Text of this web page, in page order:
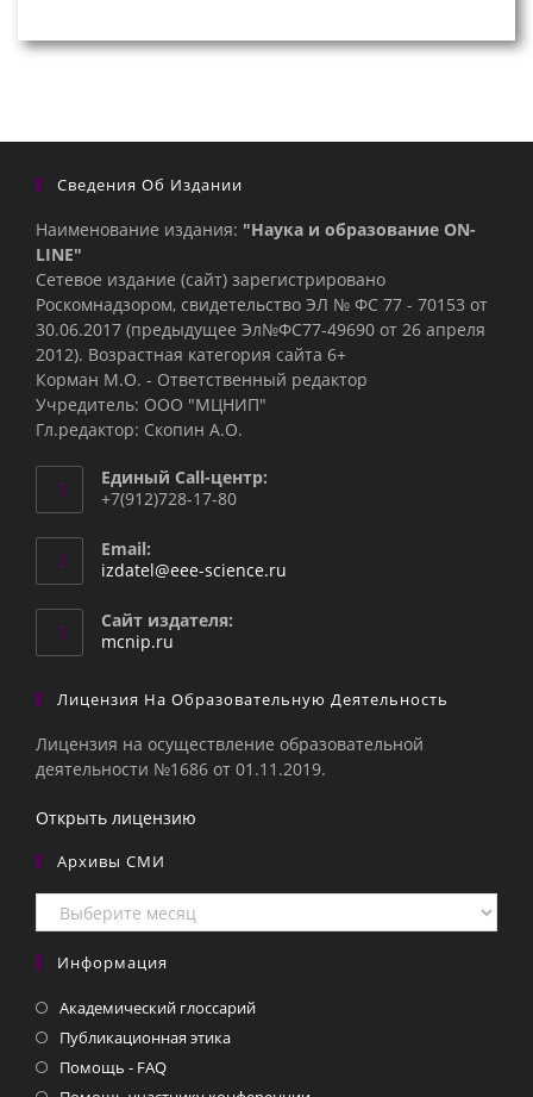
Сведения Об Издании
Наименование издания: "Наука и образование ON-
LINE"
Сетевое издание (сайт) зарегистрировано
Роскомнадзором, свидетельство ЭЛ № ФС 77 - 70153 от
30.06.2017 (предыдущее Эл№ФC77-49690 от 26 апреля
2012). Возрастная категория сайта 6+
Корман М.О. - Ответственный редактор
Учредитель: ООО "МЦНИП"
Гл.редактор: Скопин А.О.
Единый Call-центр:
+7(912)728-17-80
Email:
izdatel@eee-science.ru
Сайт издателя:
mcnip.ru
Лицензия На Образовательную Деятельность
Лицензия на осуществление образовательной
деятельности №1686 от 01.11.2019.
Открыть лицензию
Архивы СМИ
Архивы
СМИ
Информация
Академический глоссарий
Публикационная этика
Помощь - FAQ